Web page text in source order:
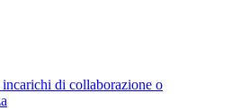
di collaborazione o